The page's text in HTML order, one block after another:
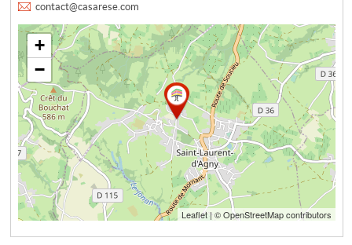
contact@casarese.com
+
−
Leaflet| © OpenStreetMap contributors